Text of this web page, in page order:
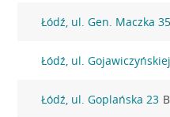
Łódź, ul. Gen. Maczka 35
Łódź, ul.
Łódź, ul. Goplańska 23